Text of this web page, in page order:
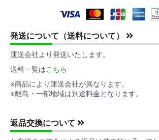
発送について（送料について）
運送会社より発送いたします。
送料一覧はこちら
※商品により運送会社が異なります。
※離島・一部地域は別途料金となります。
返品交換について